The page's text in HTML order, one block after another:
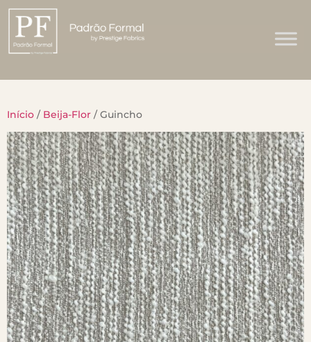
Início / Beija-Flor / Guincho